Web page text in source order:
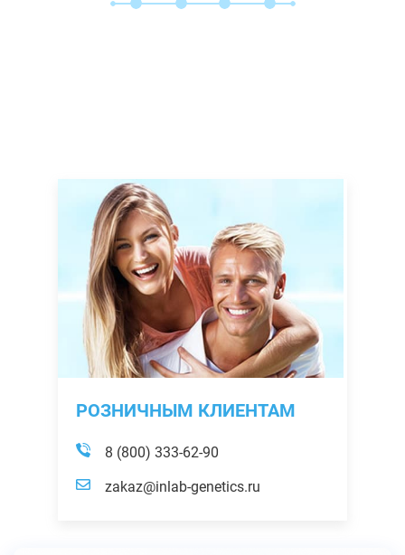
РОЗНИЧНЫМ КЛИЕНТАМ
8 (800) 333-62-90
zakaz@inlab-genetics.ru